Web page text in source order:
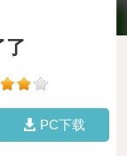
了
PC下载